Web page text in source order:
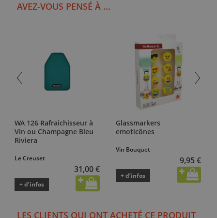
AVEZ-VOUS PENSÉ À ...
WA 126 Rafraichisseur à
Vin ou Champagne Bleu
Riviera
Le Creuset
31,00 €
+ d’infos
Glassmarkers
emoticônes
Vin Bouquet
9,95 €
+ d’infos
LES CLIENTS QUI ONT ACHETÉ CE PRODUIT